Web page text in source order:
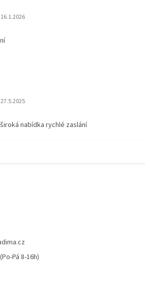
Hodnocení obchodu je 5 z 5 hvězdiček.
16.1.2026
Hodnocení obchodu je 5 z 5 hvězdiček.
27.5.2025
nabídka rychlé zaslání
Pá 8-16h)